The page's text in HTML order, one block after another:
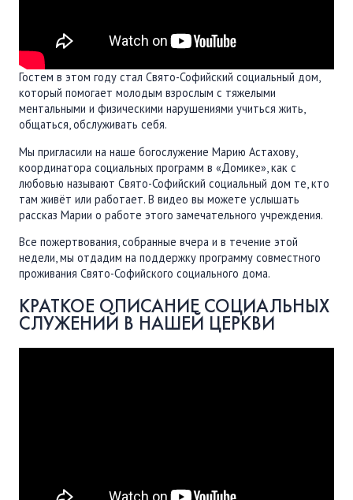
Гостем в этом году стал Свято-Софийский социальный дом,
который помогает молодым взрослым с тяжелыми
ментальными и физическими нарушениями учиться жить,
общаться, обслуживать себя.
Мы пригласили на наше богослужение Марию Астахову,
координатора социальных программ в «Домике», как с
любовью называют Свято-Софийский социальный дом те, кто
там живёт или работает. В видео вы можете услышать
рассказ Марии о работе этого замечательного учреждения.
Все пожертвования, собранные вчера и в течение этой
недели, мы отдадим на поддержку программу совместного
проживания Свято-Софийского социального дома.
КРАТКОЕ ОПИСАНИЕ СОЦИАЛЬНЫХ
СЛУЖЕНИЙ В НАШЕЙ ЦЕРКВИ